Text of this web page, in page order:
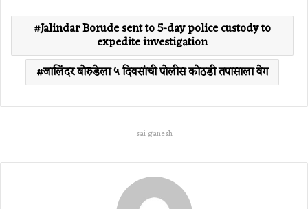
Jalindar Borude sent to 5-day police custody to
expedite investigation
जालिंदर बोरुडेला ५ दिवसांची पोलीस कोठडी तपासाला वेग
sai ganesh